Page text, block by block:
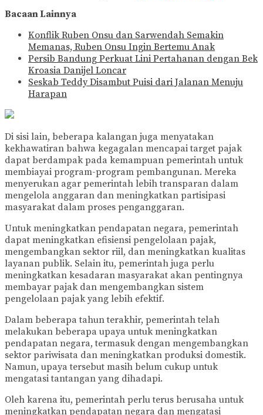
Bacaan Lainnya
Konflik Ruben Onsu dan Sarwendah Semakin
Memanas, Ruben Onsu Ingin Bertemu Anak
Persib Bandung Perkuat Lini Pertahanan dengan Bek
Kroasia Danijel Loncar
Seskab Teddy Disambut Puisi dari Jalanan Menuju
Harapan
Di sisi lain, beberapa kalangan juga menyatakan
kekhawatiran bahwa kegagalan mencapai target pajak
dapat berdampak pada kemampuan pemerintah untuk
membiayai program-program pembangunan. Mereka
menyerukan agar pemerintah lebih transparan dalam
mengelola anggaran dan meningkatkan partisipasi
masyarakat dalam proses penganggaran.
Untuk meningkatkan pendapatan negara, pemerintah
dapat meningkatkan efisiensi pengelolaan pajak,
mengembangkan sektor riil, dan meningkatkan kualitas
layanan publik. Selain itu, pemerintah juga perlu
meningkatkan kesadaran masyarakat akan pentingnya
membayar pajak dan mengembangkan sistem
pengelolaan pajak yang lebih efektif.
Dalam beberapa tahun terakhir, pemerintah telah
melakukan beberapa upaya untuk meningkatkan
pendapatan negara, termasuk dengan mengembangkan
sektor pariwisata dan meningkatkan produksi domestik.
Namun, upaya tersebut masih belum cukup untuk
mengatasi tantangan yang dihadapi.
Oleh karena itu, pemerintah perlu terus berusaha untuk
meningkatkan pendapatan negara dan mengatasi